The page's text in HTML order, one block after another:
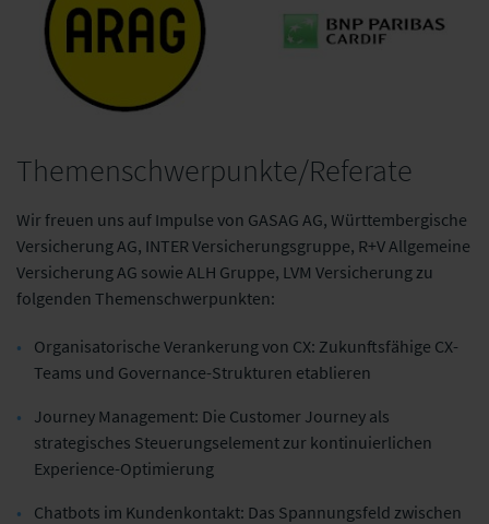
Themenschwerpunkte/Referate
Wir freuen uns auf Impulse von GASAG AG, Württembergische
Versicherung AG, INTER Versicherungsgruppe, R+V Allgemeine
Versicherung AG sowie ALH Gruppe, LVM Versicherung zu
folgenden Themenschwerpunkten:
Organisatorische Verankerung von CX: Zukunftsfähige CX-
Teams und Governance-Strukturen etablieren
Journey Management: Die Customer Journey als
strategisches Steuerungselement zur kontinuierlichen
Experience-Optimierung
Chatbots im Kundenkontakt: Das Spannungsfeld zwischen